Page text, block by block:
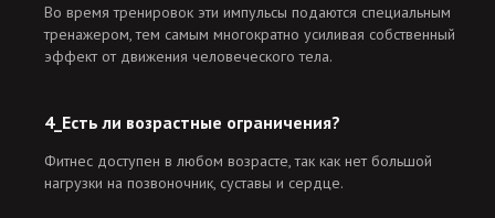
Во время тренировок эти импульсы подаются специальным
тренажером, тем самым многократно усиливая собственный
эффект от движения человеческого тела.
4_Есть ли возрастные ограничения?
Фитнес доступен в любом возрасте, так как нет большой
нагрузки на позвоночник, суставы и сердце.